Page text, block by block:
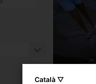
Català ▽